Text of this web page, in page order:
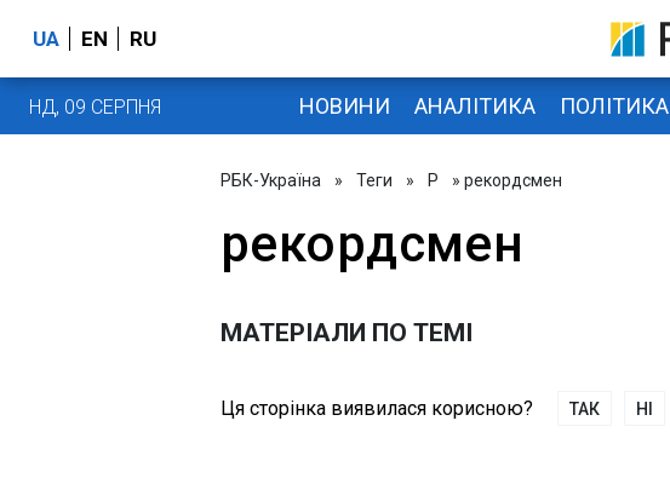
UA EN RU
НД, 09 СЕРПНЯ НОВИНИ АНАЛІТИКА ПОЛІТИКА
РБК-Україна » Теги » Р » рекордсмен
рекордсмен
МАТЕРІАЛИ ПО ТЕМІ
Ця сторінка виявилася корисною? ТАК НІ